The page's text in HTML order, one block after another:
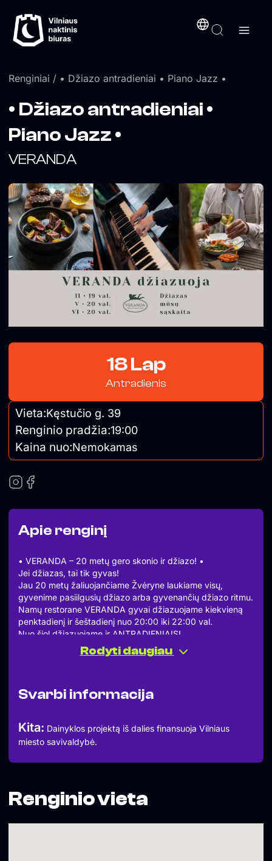
prie
turinio
Renginiai / • Džiazo antradieniai • Piano Jazz •
Apie renginį
• VERANDA – 20 metų gero skonio ir džiazo! •
Jei džiazas, tai tik gyvas!
Jau 20 metų žaliuojančiame Žvėryne laukiame visų,
gyvenime pasiilgusių džiazo arba gyvenančių džiazo ritmu.
Namų restorane VERANDA gyvai džiazuojame kiekvieną
penktadienį ir šeštadienį nuo 20:00 iki 22:00 val.
Nuo šiol džiazuojame ir ANTRADIENIAIS!
• Džiazo antradieniai •
Diena, skirta mėgautis džiazu savaitės viduryje.
Diena, skirta atradimams.
– nuo 8 svečių derinimas – rezervacija@veranda.lt
VERANDA – 20 metų gero skonio ir džiazo!
Rodyti daugiau
Svarbi informacija
Kita: Dainyklos projektą iš dalies finansuoja Vilniaus
miesto savivaldybė.
• Džiazo antradieniai •
Piano Jazz •
VERANDA
18 Lap
Antradienis
Vieta:Kęstučio g. 39
Renginio pradžia:19:00
Kaina nuo:Nemokamas
Renginio vieta